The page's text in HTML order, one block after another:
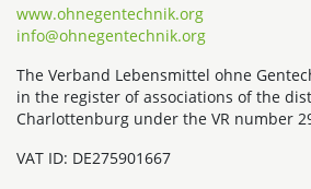
www.ohnegentechnik.org
info@ohnegentechnik.org
The Verband Lebensmittel ohne
in the register of associations of the
Charlottenburg under the VR number
VAT ID: DE275901667